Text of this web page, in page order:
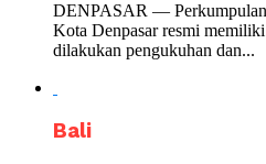
DENPASAR — Perkumpulan
Kota Denpasar resmi
dilakukan pengukuhan dan...
Bali